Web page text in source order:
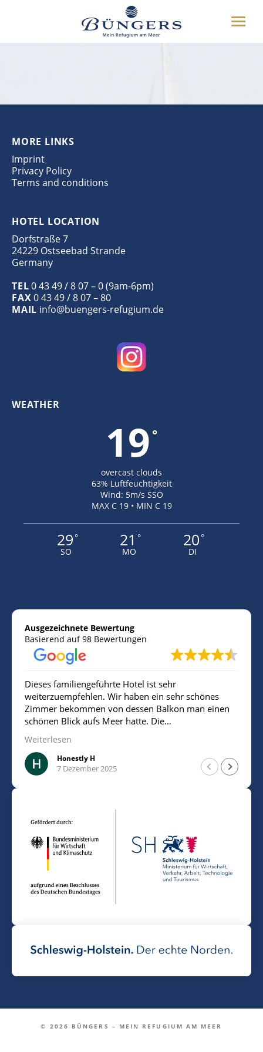
Toggle
our hotel
MORE LINKS
Imprint
Privacy Policy
Terms and conditions
HOTEL LOCATION
Dorfstraße 7
24229 Ostseebad Strande
Germany
TEL0 43 49 / 8 07 – 0 (9am-6pm)
FAX0 43 49 / 8 07 – 80
MAIL info@buengers-refugium.de
WEATHER
19 °
overcast clouds
63% Luftfeuchtigkeit
Wind: 5m/s SSO
MAX C 19 • MIN C 19
29 °
SO
21 °
MO
20 °
DI
Ausgezeichnete Bewertung
Basierend auf 98 Bewertungen
Dieses familiengeführte Hotel ist sehr
weiterzuempfehlen. Wir haben ein sehr schönes
Zimmer bekommen von dessen Balkon man einen
schönen Blick aufs Meer hatte. Die
Insgesamt sehr sauber. Man ist sehr nah am Strand
und kann für 10€ am Tag parken.
Weiterlesen
Honestly H
7 Dezember 2025
© 2026 BÜNGERS – MEIN REFUGIUM AM MEER